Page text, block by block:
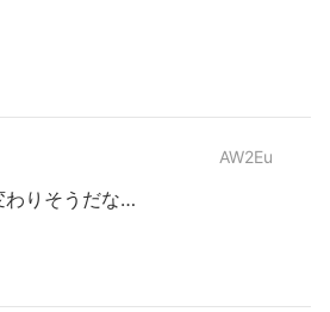
AW2Eu
わりそうだな…